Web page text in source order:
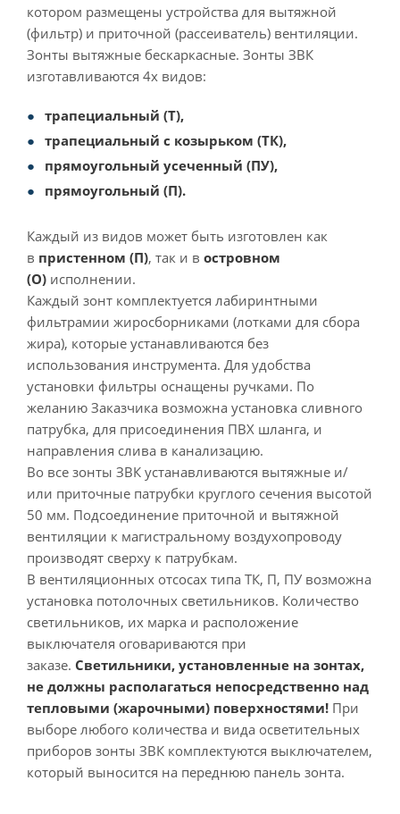
котором размещены устройства для вытяжной
(фильтр) и приточной (рассеиватель) вентиляции.
Зонты вытяжные бескаркасные. Зонты ЗВК
изготавливаются 4х видов:
трапециальный (Т),
трапециальный с козырьком (ТК),
прямоугольный усеченный (ПУ),
прямоугольный (П).
Каждый из видов может быть изготовлен как
в пристенном (П), так и в островном
(О) исполнении.
Каждый зонт комплектуется лабиринтными
фильтрамии жиросборниками (лотками для сбора
жира), которые устанавливаются без
использования инструмента. Для удобства
установки фильтры оснащены ручками. По
желанию Заказчика возможна установка сливного
патрубка, для присоединения ПВХ шланга, и
направления слива в канализацию.
Во все зонты ЗВК устанавливаются вытяжные и/
или приточные патрубки круглого сечения высотой
50 мм. Подсоединение приточной и вытяжной
вентиляции к магистральному воздухопроводу
производят сверху к патрубкам.
В вентиляционных отсосах типа ТК, П, ПУ возможна
установка потолочных светильников. Количество
светильников, их марка и расположение
выключателя оговариваются при
заказе. Светильники, установленные на зонтах,
не должны располагаться непосредственно над
тепловыми (жарочными) поверхностями! При
выборе любого количества и вида осветительных
приборов зонты ЗВК комплектуются выключателем,
который выносится на переднюю панель зонта.